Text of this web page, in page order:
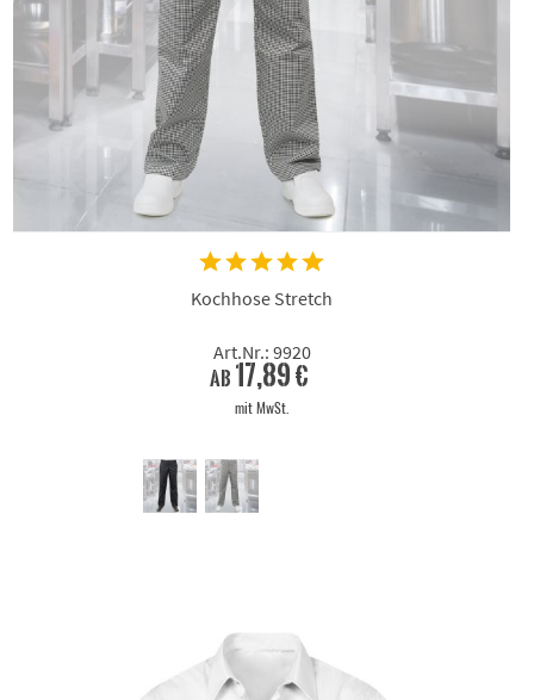
Kochhose Stretch
Art.Nr.: 9920
ab 17,89 €
mit MwSt.